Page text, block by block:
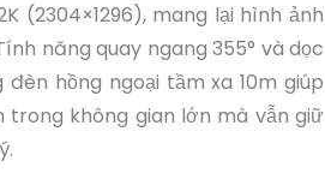
(2304×1296), mang lại hình ảnh
năng quay ngang 355° và dọc
đèn hồng ngoại tầm xa 10m giúp
trong không gian lớn mà vẫn giữ